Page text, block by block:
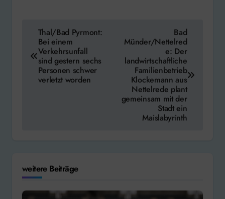
Beitragsnavigation
Thal/Bad Pyrmont:
Bei einem
Verkehrsunfall
sind gestern sechs
Personen schwer
verletzt worden
Bad
Münder/Nettelred
e: Der
landwirtschaftliche
Familienbetrieb
Klockemann aus
Nettelrede plant
gemeinsam mit der
Stadt ein
Maislabyrinth
weitere Beiträge